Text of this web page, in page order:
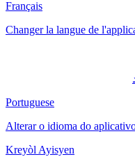
Français
Changer la langue de
Portuguese
Alterar o idioma do
Kreyòl Ayisyen